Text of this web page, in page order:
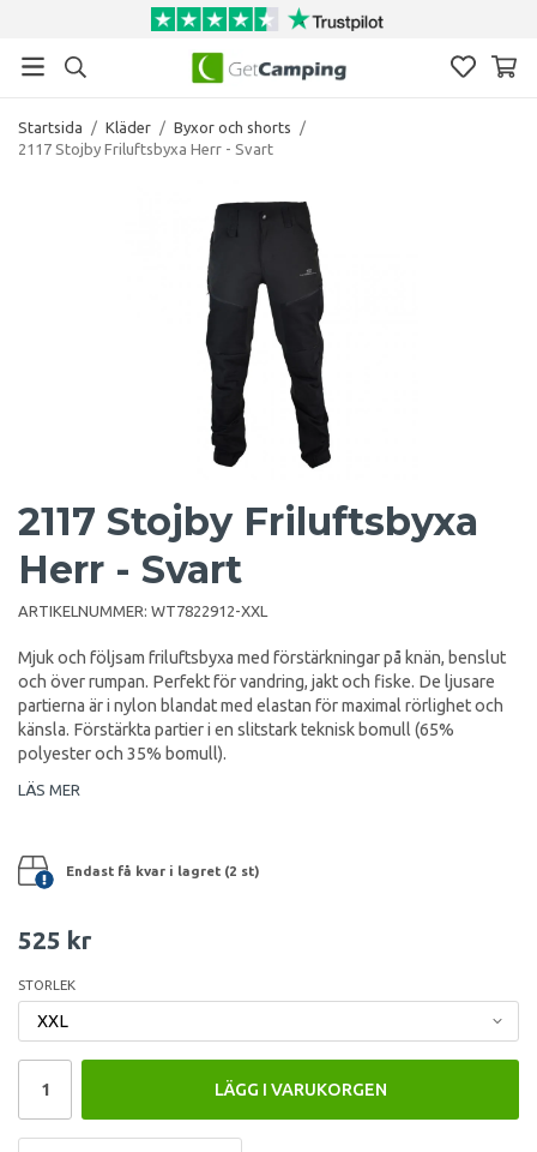
Startsida / Kläder / Byxor och shorts
/
2117 Stojby Friluftsbyxa Herr - Svart
2117 Stojby Friluftsbyxa
Herr - Svart
ARTIKELNUMMER: WT7822912-XXL
Mjuk och följsam friluftsbyxa med förstärkningar på knän, benslut
och över rumpan. Perfekt för vandring, jakt och fiske. De ljusare
partierna är i nylon blandat med elastan för maximal rörlighet och
känsla. Förstärkta partier i en slitstark teknisk bomull (65%
polyester och 35% bomull).
LÄS MER
Endast få kvar i lagret (2 st)
525 kr
STORLEK
LÄGG I VARUKORGEN